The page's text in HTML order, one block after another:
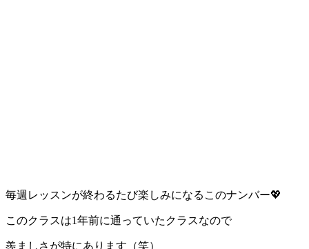
毎週レッスンが終わるたび楽しみになるこのナンバー💖
このクラスは1年前に通っていたクラスなので
羨ましさが特にあります（笑）